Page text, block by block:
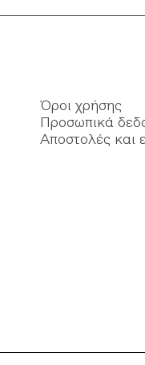
Όροι χρήσης
Προσωπικά
Αποστολές και